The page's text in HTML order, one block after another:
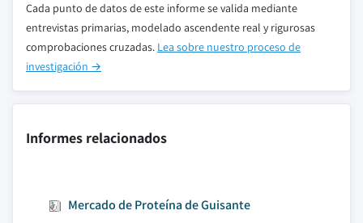
Cada punto de datos de este informe se valida mediante
entrevistas primarias, modelado ascendente real y rigurosas
comprobaciones cruzadas. Lea sobre nuestro proceso de
investigación →
Informes relacionados
Mercado de Proteína de Guisante